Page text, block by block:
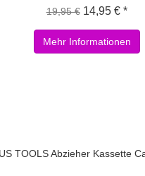
19,95 € 14,95 € *
Mehr Informationen